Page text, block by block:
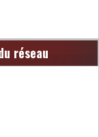
réseau